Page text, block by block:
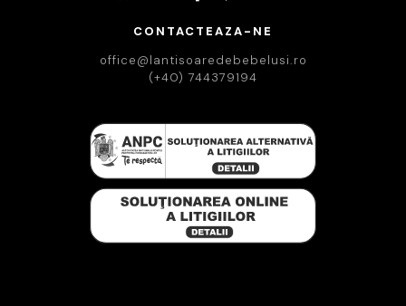
CONTACTEAZA-NE
office@lantisoaredebebelusi.ro
(+40) 744379194